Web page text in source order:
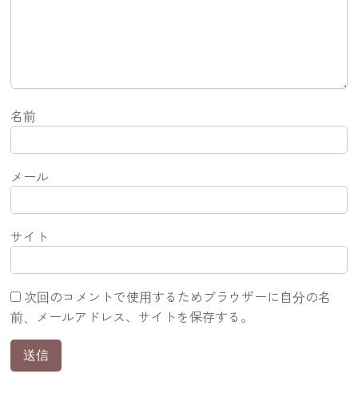
名前
メール
サイト
次回のコメントで使用するためブラウザーに自分の名
前、メールアドレス、サイトを保存する。